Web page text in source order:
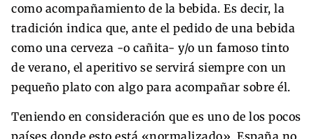
como acompañamiento de la bebida. Es decir, la
tradición indica que, ante el pedido de una bebida
como una cerveza -o cañita- y/o un famoso tinto
de verano, el aperitivo se servirá siempre con un
pequeño plato con algo para acompañar sobre él.
Teniendo en consideración que es uno de los pocos